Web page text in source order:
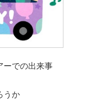
ーでの出来事
うか